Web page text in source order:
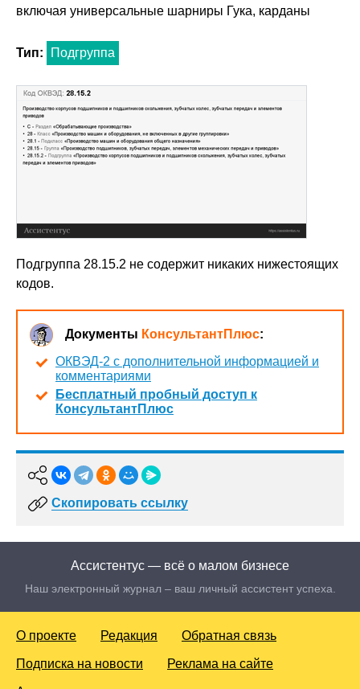
включая универсальные шарниры Гука, карданы
Тип: Подгруппа
Подгруппа 28.15.2 не содержит никаких нижестоящих
кодов.
Документы КонсультантПлюс:
ОКВЭД-2 с дополнительной информацией и
комментариями
Бесплатный пробный доступ к
КонсультантПлюс
Скопировать ссылку
Ассистентус — всё о малом бизнесе
Наш электронный журнал – ваш личный ассистент успеха.
О проекте Редакция Обратная связь
Подписка на новости Реклама на сайте